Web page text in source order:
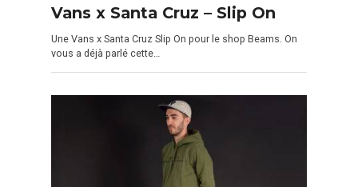
Vans x Santa Cruz – Slip On
Une Vans x Santa Cruz Slip On pour le shop Beams. On
vous a déjà parlé cette…